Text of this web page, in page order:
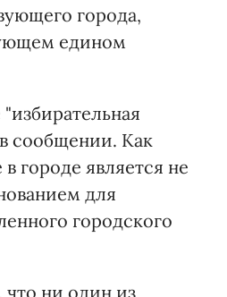
города,
едином
сообщении. Как
городе является не
для
городского
что ни один из